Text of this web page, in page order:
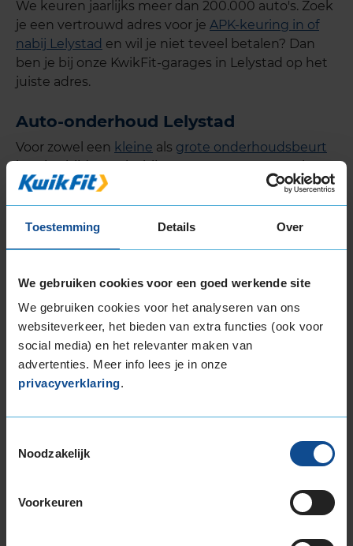
Toestemming Details Over
We gebruiken cookies voor een goed werkende site
We gebruiken cookies voor het analyseren van ons
websiteverkeer, het bieden van extra functies (ook voor
social media) en het relevanter maken van
advertenties. Meer info lees je in onze
privacyverklaring.
Noodzakelijk
Voorkeuren
We keuren jaarlijks meer dan 200.000 auto's. Zoek
je een vertrouwd adres voor je APK-keuring in of
nabij Lelystad en wil je niet teveel betalen? Dan
ben je bij onze KwikFit-garages in Lelystad op het
juiste adres.
Auto-onderhoud Lelystad
Voor zowel een kleine als grote onderhoudsbeurt
kun je altijd terecht bij één van onze garages in
Lelystad. Je plant je
auto-onderhoud in Lelystad
gemakkelijk online in bij de vestiging van jouw
keuze. Ken je onze
merkbeurt
onze filialen in Lelystad ookoliewisselsenairco-
Autobanden Lelystad
Op zoek naar nieuwewinterbanden
zomerbandenof
montageafspraakvoor nieuweautobanden in
inplannen bij jouw KwikFit garage doe je
ook gemakkelijk online. Daarnaast kun je terecht